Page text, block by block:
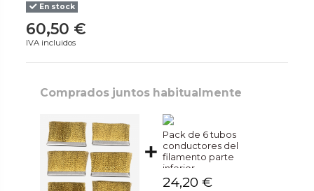
En stock
60,50 €
IVA incluidos
Comprados juntos habitualmente
Pack de 6 tubos
conductores del
filamento parte
inferior
24,20 €